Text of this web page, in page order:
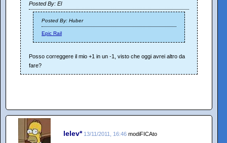
Posted By: El
Posted By: Huber
Epic Rail
Posso correggere il mio +1 in un -1, visto che oggi avrei altro da
fare?
lelev* 13/11/2011, 16:46 modiFICAto